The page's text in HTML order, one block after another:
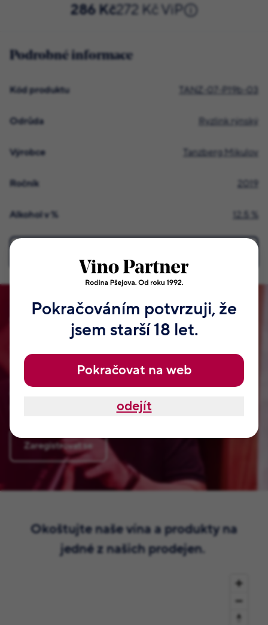
286 Kč272 Kč ViP
Podrobné informace
Kód produktu TANZ-07-P19b-03
Odrůda Ryzlink rýnský
Výrobce Tanzberg Mikulov
Ročník 2019
Alkohol v % 12.5 %
Staňte se členem našeho klubu!
Tyhle odměny, které najdete jen u nás. Jsou od našeho táty
Jaroslava a samozřejmě od Jitky, Radka, Romana a dalších
se, nezabere vám to ani dvě minuty.
Zaregistrovat se
Okoštujte naše vína a produkty na
jedné z našich prodejen.
Pokračováním potvrzuji, že
jsem starší 18 let.
Pokračovat na web
odejít